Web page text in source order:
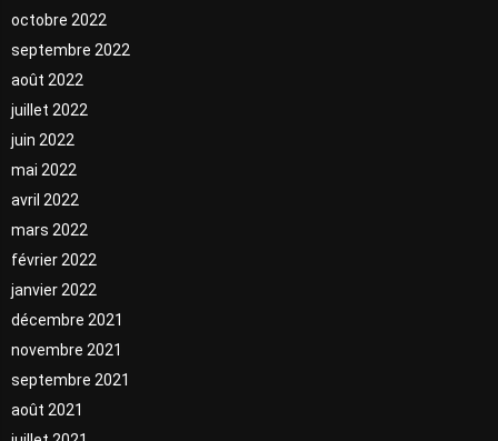
octobre 2022
septembre 2022
août 2022
juillet 2022
juin 2022
mai 2022
avril 2022
mars 2022
février 2022
janvier 2022
décembre 2021
novembre 2021
septembre 2021
août 2021